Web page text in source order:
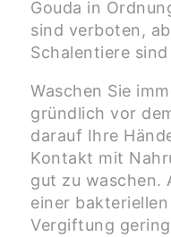
Gouda in
sind verboten,
Schalentiere
Waschen Sie
gründlich vor
darauf Ihre
Kontakt mit
gut zu waschen.
einer
Vergiftung